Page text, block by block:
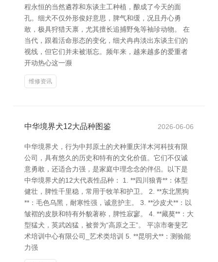
程永恒的当然遴荐和东谈主工种植，酿成了今天的面
孔。细犬不仅外形俊好意思，脾气和缓，况且丹心勇
敢，极具狩猎天禀，尤其擅长追捕野兔等袖珍动物。 在
当代，跟着活命形态的变化，细犬冉冉淡出东谈主们的
视线，但它们并未被渐忘。频年来，越来越多的爱重者
开动热心这一濒
维修资讯
中华境界犬12大品种图鉴 2026-06-06
中华境界犬，行为中邦原土的犬种重庆洋木河科技有限
公司，具有悠久的历史和特有的文化价值。它们不仅诚
意勇敢，还适合力强，是家庭中理念念的伴侣。以下是
中华境界犬的12大代表性品种： 1. **四川狼青**：体型
健壮，脾性千里稳，常用于牧羊和护卫。 2. **东北黑狗
**：毛色乌黑，耐寒性强，诚意护主。 3. **沙皮犬**：以
皱褶的皮肤和特有外貌著称，脾性寂寥。 4. **藏獒**：大
型猛犬，英武凶猛，被誉为“高原之王”。 平凉市奢斐艺
术培训中心有限公司_艺术类培训 5. **昆明犬**：测验能
力强